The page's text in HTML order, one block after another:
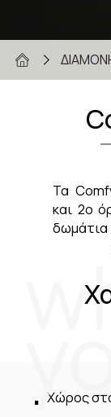
Τα
και 2ο
Χώρος